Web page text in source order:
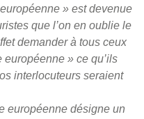
» est devenue
que l’on en oublie le
demander à tous ceux
» ce qu’ils
interlocuteurs seraient
européenne désigne un